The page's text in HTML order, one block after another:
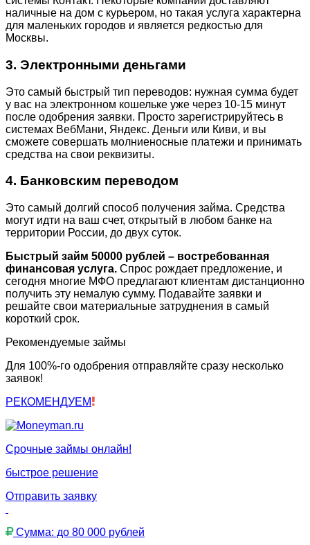
наличные на дом с курьером, но такая услуга характерна
для маленьких городов и является редкостью для
Москвы.
3. Электронными деньгами
Это самый быстрый тип переводов: нужная сумма будет
у вас на электронном кошельке уже через 10-15 минут
после одобрения заявки. Просто зарегистрируйтесь в
системах ВебМани, Яндекс. Деньги или Киви, и вы
сможете совершать молниеносные платежи и принимать
средства на свои реквизиты.
4. Банковским переводом
Это самый долгий способ получения займа. Средства
могут идти на ваш счет, открытый в любом банке на
территории России, до двух суток.
Быстрый займ 50000 рублей – востребованная
финансовая услуга. Спрос рождает предложение, и
сегодня многие МФО предлагают клиентам дистанционно
получить эту немалую сумму. Подавайте заявки и
решайте свои материальные затруднения в самый
короткий срок.
Рекомендуемые займы
Для 100%-го одобрения отправляйте сразу несколько
заявок!
РЕКОМЕНДУЕМ
Срочные займы онлайн!
быстрое решение
Отправить заявку
Сумма: до 80 000 рублей